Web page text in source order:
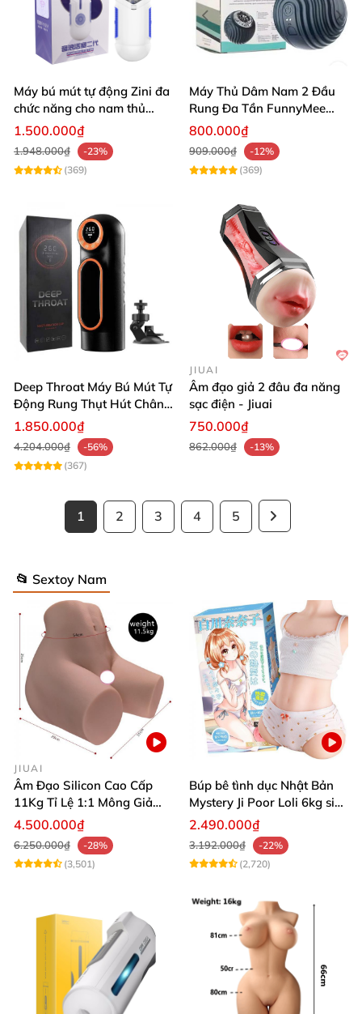
Máy bú mút tự động Zini đa
chức năng cho nam thủ
dâm tự sướng bú cu giá rẻ
1.500.000₫
1.948.000₫
-23%
(369)
Máy Thủ Dâm Nam 2 Đầu
Rung Đa Tần FunnyMee
Bóng Pokemon
800.000₫
909.000₫
-12%
(369)
Deep Throat Máy Bú Mút Tự
Động Rung Thụt Hút Chân
Không Đế Gắn Tường Cao
1.850.000₫
4.204.000₫
-56%
(367)
JIUAI
Âm đạo giả 2 đâu đa năng
sạc điện - Jiuai
750.000₫
862.000₫ -13%
1 2 3 4 5
📂 Sextoy Nam
JIUAI
Âm Đạo Silicon Cao Cấp
11Kg Tỉ Lệ 1:1 Mông Giả
Nguyên Khối Kích Thước
Thật Jiuai Nhật Bản
4.500.000₫
6.250.000₫
-28%
(3,501)
Búp bê tình dục Nhật Bản
Mystery Ji Poor Loli 6kg siêu
thực
2.490.000₫
3.192.000₫
-22%
(2,720)